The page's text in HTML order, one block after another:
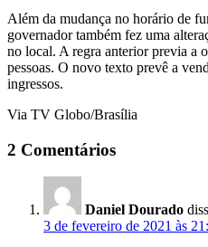
Além da mudança no horário de
governador também fez uma
no local. A regra anterior previa a
pessoas. O novo texto prevê a
ingressos.
Via TV Globo/Brasília
2 Comentários
Daniel Dourado
3 de fevereiro de 2021 às